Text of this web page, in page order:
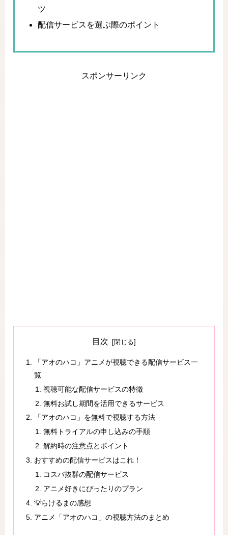
ツ
配信サービスを選ぶ際のポイント
スポンサーリンク
目次
「アオのハコ」アニメが視聴できる配信サービス一
覧
視聴可能な配信サービスの特徴
無料お試し期間を活用できるサービス
「アオのハコ」を無料で視聴する方法
無料トライアルの申し込みの手順
解約時の注意点とポイント
おすすめの配信サービスはこれ！
コスパ抜群の配信サービス
アニメ好きにぴったりのプラン
💡らけるまの感想
アニメ「アオのハコ」の視聴方法のまとめ